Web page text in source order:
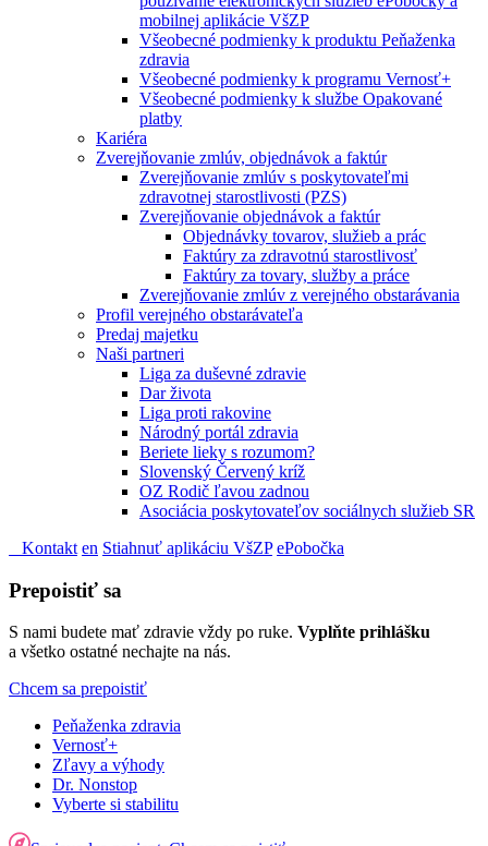
mobilnej aplikácie VšZP
Všeobecné podmienky k produktu Peňaženka
zdravia
Všeobecné podmienky k programu Vernosť+
Všeobecné podmienky k službe Opakované
platby
Kariéra
Zverejňovanie zmlúv, objednávok a faktúr
Zverejňovanie zmlúv s poskytovateľmi
zdravotnej starostlivosti (PZS)
Zverejňovanie objednávok a faktúr
Objednávky tovarov, služieb a prác
Faktúry za zdravotnú starostlivosť
Faktúry za tovary, služby a práce
Zverejňovanie zmlúv z verejného obstarávania
Profil verejného obstarávateľa
Predaj majetku
Naši partneri
Liga za duševné zdravie
Dar života
Liga proti rakovine
Národný portál zdravia
Beriete lieky s rozumom?
Slovenský Červený kríž
OZ Rodič ľavou zadnou
Asociácia poskytovateľov sociálnych služieb SR
Kontakt en Stiahnuť aplikáciu VšZP ePobočka
Prepoistiť sa
S nami budete mať zdravie vždy po ruke. Vyplňte prihlášku
a všetko ostatné nechajte na nás.
Chcem sa prepoistiť
Peňaženka zdravia
Vernosť+
Zľavy a výhody
Dr. Nonstop
Vyberte si stabilitu